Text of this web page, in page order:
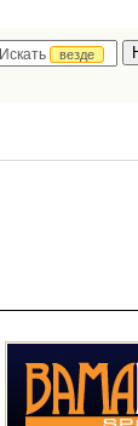
Искать
везде